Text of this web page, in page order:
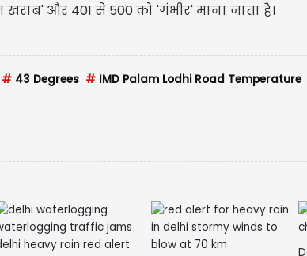
और 401 से 500 को 'गंभीर' माना जाता है।
# 43 Degrees # IMD Palam Lodhi Road Temperature